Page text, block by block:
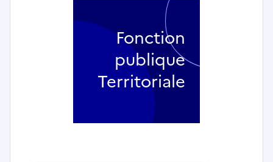
Fonction
publique
Territoriale